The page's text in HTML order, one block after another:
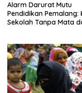
Alarm Darurat Mutu
Pendidikan Pemalang:
Sekolah Tanpa Mata